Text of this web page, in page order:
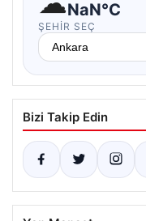
NaN°C
ŞEHIR SEÇ
Bizi Takip Edin